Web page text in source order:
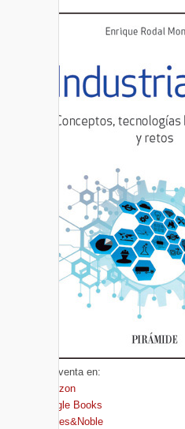
A la venta en:
Amazon
Google Books
Barnes&Noble